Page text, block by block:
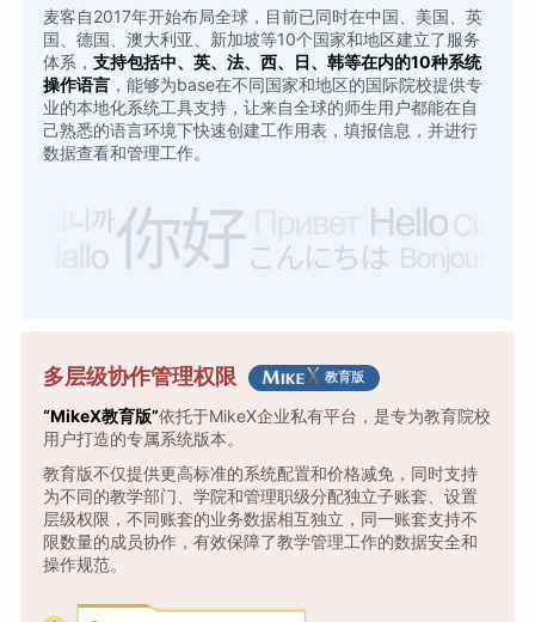
麦客自2017年开始布局全球，目前已同时在中国、美国、英
国、德国、澳大利亚、新加坡等10个国家和地区建立了服务
体系， 支持包括中、英、法、西、日、韩等在内的10种系统
操作语言，能够为base在不同国家和地区的国际院校提供专
业的本地化系统工具支持，让来自全球的师生用户都能在自
己熟悉的语言环境下快速创建工作用表，填报信息，并进行
数据查看和管理工作。
多层级协作管理权限 教育版
“MikeX教育版”依托于MikeX企业私有平台，是专为教育院校
用户打造的专属系统版本。
教育版不仅提供更高标准的系统配置和价格减免，同时支持
为不同的教学部门、学院和管理职级分配独立子账套、设置
层级权限，不同账套的业务数据相互独立，同一账套支持不
限数量的成员协作，有效保障了教学管理工作的数据安全和
操作规范。